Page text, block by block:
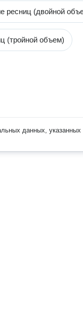
ресниц (двойной
(тройной объем)
данных, указанных